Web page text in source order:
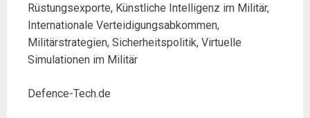
Rüstungsexporte, Künstliche Intelligenz im Militär,
Internationale Verteidigungsabkommen,
Militärstrategien, Sicherheitspolitik, Virtuelle
Simulationen im Militär
Defence-Tech.de